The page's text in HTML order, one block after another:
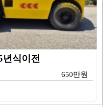
년식이전
650만원